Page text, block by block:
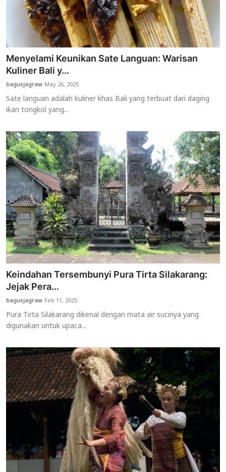
Menyelami Keunikan Sate Languan: Warisan
Kuliner Bali y...
bagusjagraw May 26, 2025
Sate languan adalah kuliner khas Bali yang terbuat dari daging
ikan tongkol yang...
Keindahan Tersembunyi Pura Tirta Silakarang:
Jejak Pera...
bagusjagraw Feb 11, 2025
Pura Tirta Silakarang dikenal dengan mata air sucinya yang
digunakan untuk upaca...